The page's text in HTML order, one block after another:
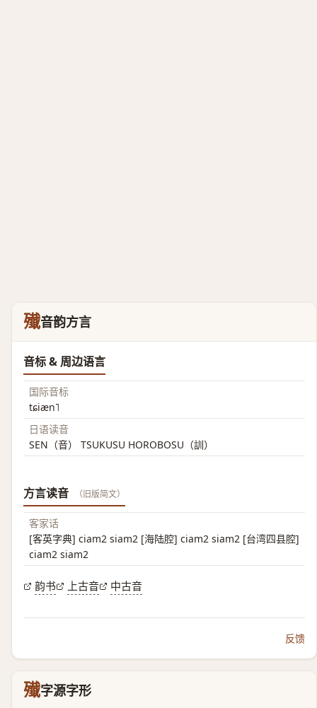
殱音韵方言
音标 & 周边语言
国际音标
tɕiæn˥
日语读音
SEN（音） TSUKUSU HOROBOSU（訓）
方言读音 （旧版简文）
客家话
[客英字典] ciam2 siam2 [海陆腔] ciam2 siam2 [台湾四县腔]
ciam2 siam2
韵书 上古音 中古音
反馈
殱字源字形